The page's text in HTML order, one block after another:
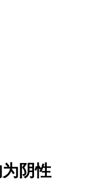
阴性